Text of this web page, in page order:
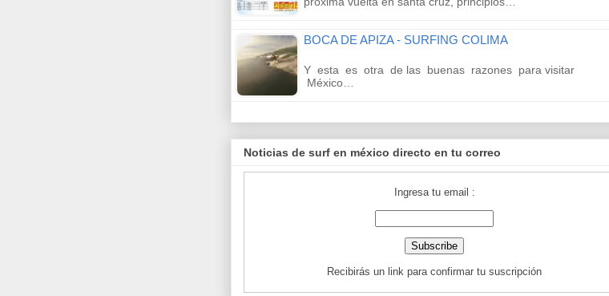
BOCA DE APIZA - SURFING COLIMA
Y esta es otra de las buenas razones para visitar
México…
Noticias de surf en méxico directo en tu correo
Ingresa tu email :
Recibirás un link para confirmar tu suscripción